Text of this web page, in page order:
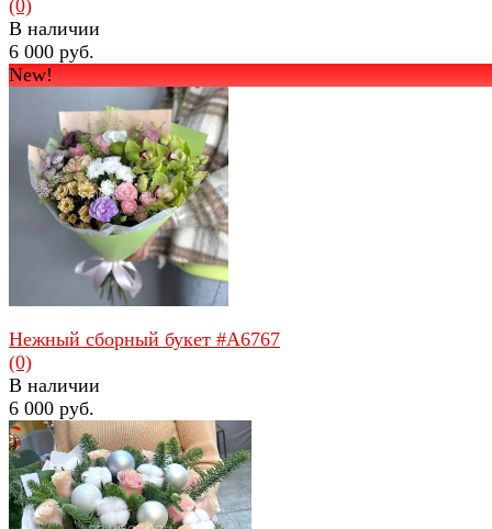
избранное сравнить
(0)
В наличии
6 000 руб.
New!
Нежный сборный букет #A6767
(0)
В наличии
6 000 руб.